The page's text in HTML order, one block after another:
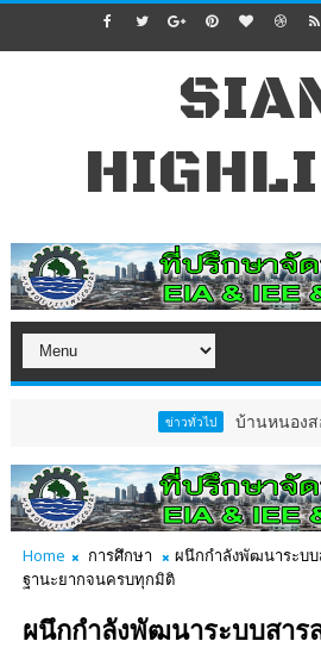
บ้านหนองสองห้องจัดให
Home การศึกษา
ผนึกกำลังพัฒนาระบบ
ฐานะยากจนครบทุกมิติ
ผนึกกำลังพัฒนาระบบสาร